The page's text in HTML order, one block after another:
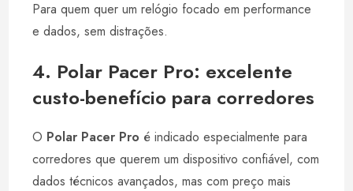
Para quem quer um relógio focado em performance
e dados, sem distrações.
4. Polar Pacer Pro: excelente
custo-benefício para corredores
O Polar Pacer Pro é indicado especialmente para
corredores que querem um dispositivo confiável, com
dados técnicos avançados, mas com preço mais